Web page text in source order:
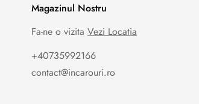
Magazinul Nostru
Fa-ne o vizita Vezi Locatia
+40735992166
contact@incarouri.ro